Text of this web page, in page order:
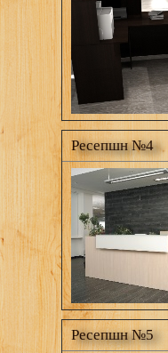
Ресепшн №4
Ресепшн №5